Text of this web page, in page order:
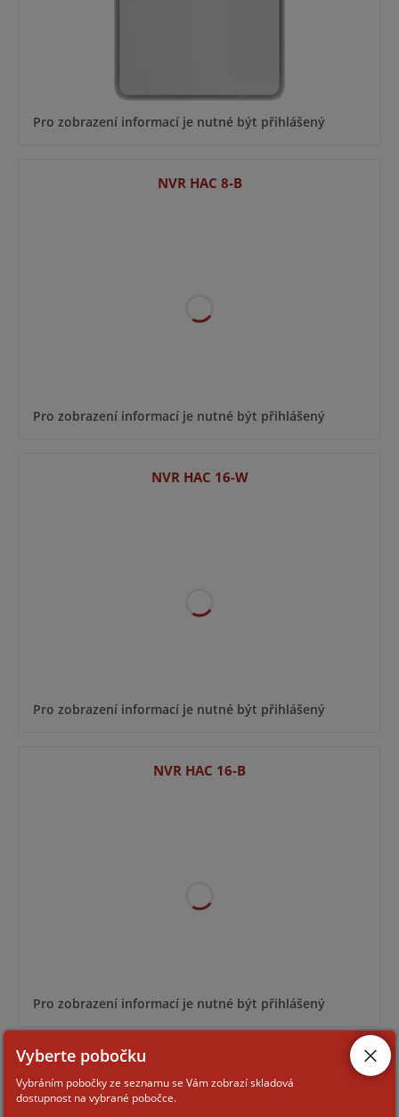
Pro zobrazení informací je nutné být přihlášený
NVR HAC 8-B
Pro zobrazení informací je nutné být přihlášený
NVR HAC 16-W
Pro zobrazení informací je nutné být přihlášený
NVR HAC 16-B
Pro zobrazení informací je nutné být přihlášený
Vyberte pobočku
Vybráním pobočky ze seznamu se Vám zobrazí skladová
dostupnost na vybrané pobočce.